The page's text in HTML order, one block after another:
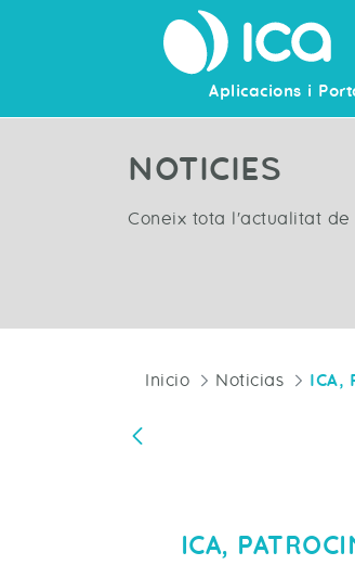
Aplicacions i
NOTICIES
Coneix tota l'actualitat de
Inicio Noticias
ICA,